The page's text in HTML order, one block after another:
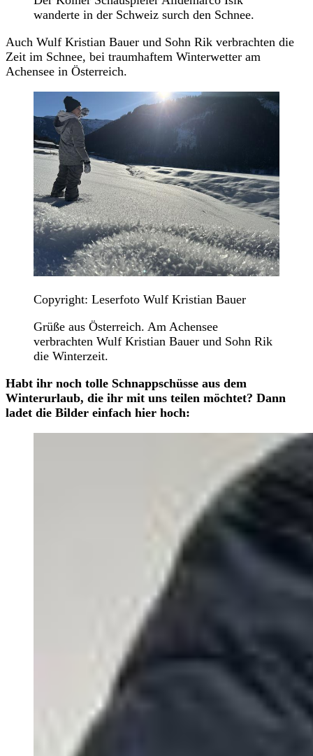
wanderte in der Schweiz surch den Schnee.
Auch Wulf Kristian Bauer und Sohn Rik verbrachten die
Zeit im Schnee, bei traumhaftem Winterwetter am
Achensee in Österreich.
Copyright: Leserfoto Wulf Kristian Bauer
Grüße aus Österreich. Am Achensee
verbrachten Wulf Kristian Bauer und Sohn Rik
die Winterzeit.
Habt ihr noch tolle Schnappschüsse aus dem
Winterurlaub, die ihr mit uns teilen möchtet? Dann
ladet die Bilder einfach hier hoch: